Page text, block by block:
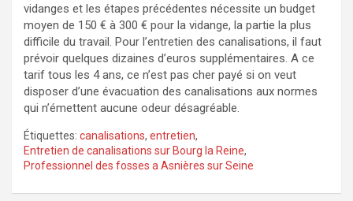
vidanges et les étapes précédentes nécessite un budget
moyen de 150 € à 300 € pour la vidange, la partie la plus
difficile du travail. Pour l’entretien des canalisations, il faut
prévoir quelques dizaines d’euros supplémentaires. A ce
tarif tous les 4 ans, ce n’est pas cher payé si on veut
disposer d’une évacuation des canalisations aux normes
qui n’émettent aucune odeur désagréable.
Étiquettes: canalisations, entretien,
Entretien de canalisations sur Bourg la Reine,
Professionnel des fosses a Asnières sur Seine